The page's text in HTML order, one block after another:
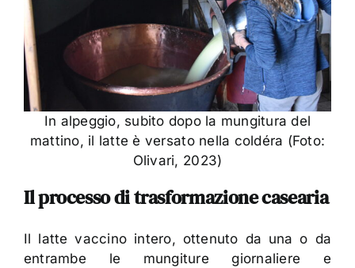
In alpeggio, subito dopo la mungitura del
mattino, il latte è versato nella coldéra (Foto:
Olivari, 2023)
Il processo di trasformazione casearia
Il latte vaccino intero, ottenuto da una o da
entrambe le mungiture giornaliere e